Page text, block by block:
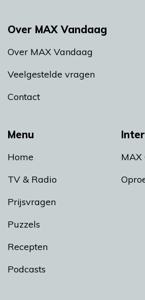
Menu
Home
TV & Radio
Prijsvragen
Puzzels
Recepten
Podcasts
MAX
Over MAX Vandaag
Over MAX Vandaag
Veelgestelde vragen
Contact